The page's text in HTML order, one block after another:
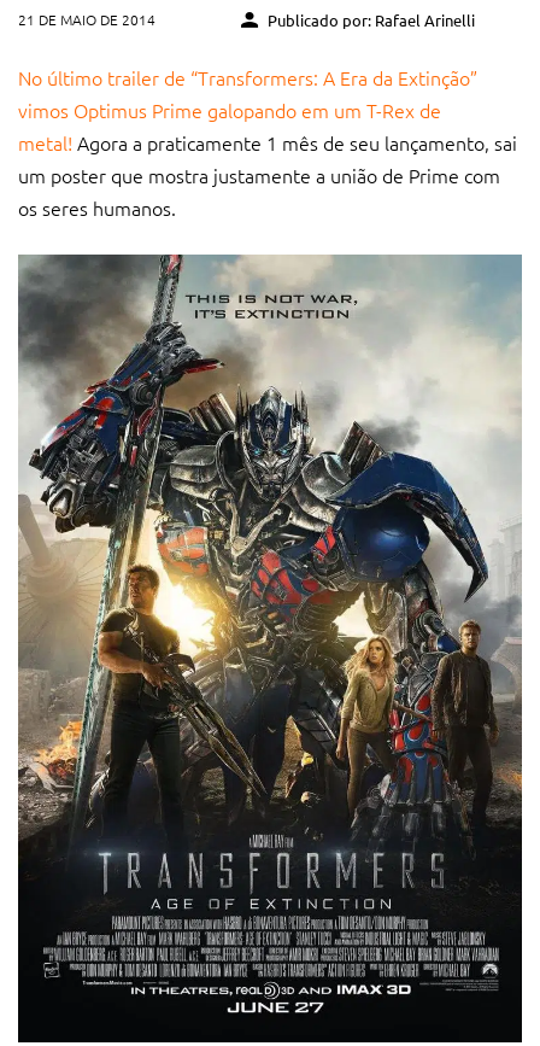
21 DE MAIO DE 2014 Publicado por: Rafael Arinelli
No último trailer de “Transformers: A Era da Extinção”
vimos Optimus Prime galopando em um T-Rex de
metal! Agora a praticamente 1 mês de seu lançamento, sai
um poster que mostra justamente a união de Prime com
os seres humanos.